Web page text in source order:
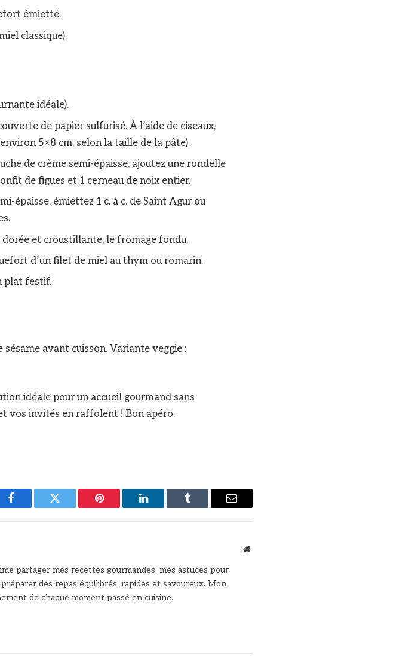
émietté.
classique).
idéale).
de papier sulfurisé. À l’aide de ciseaux,
5×8 cm, selon la taille de la pâte).
de crème semi-épaisse, ajoutez une rondelle
de figues et 1 cerneau de noix entier.
épaisse, émiettez 1 c. à c. de Saint Agur ou
et croustillante, le fromage fondu.
d’un filet de miel au thym ou romarin.
plat festif.
avant cuisson. Variante veggie :
idéale pour un accueil gourmand sans
vos invités en raffolent ! Bon apéro.
Facebook Twitter Pinterest LinkedIn Tumblr Email
Site
partager mes recettes gourmandes, mes astuces pour
des repas équilibrés, rapides et savoureux. Mon
de chaque moment passé en cuisine.